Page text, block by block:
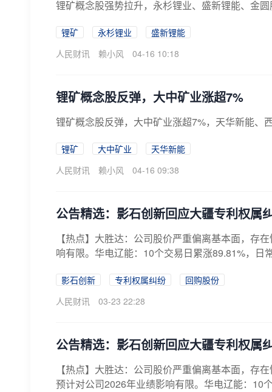
锂矿概念股强势拉升，永杉锂业、盛新锂能、金
锂矿 永杉锂业
盛新锂能
人民财讯
赖小风 04-16 10:18
锂矿概念股反弹，大中矿业涨超7%
锂矿概念股反弹，大中矿业涨超7%，天华新能、
锂矿 大中矿业
天华新能
人民财讯
赖小风 04-16 09:38
公告精选：影石创新回应大疆专利权属
【热点】大胜达：公司股价严重偏离基本面，存
响有限。华电辽能：10个交易日累涨89.81%，
影石创新 专利权属纠纷
回购股份
人民财讯
03-23 22:28
公告精选：影石创新回应大疆专利权属
【热点】大胜达：公司股价严重偏离基本面，存
预计对公司2026年业绩影响有限。华电辽能：10